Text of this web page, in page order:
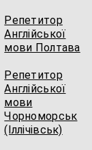
Репетитор
Англійської
мови Полтава
Репетитор
Англійської
мови
Чорноморськ
(Іллічівськ)